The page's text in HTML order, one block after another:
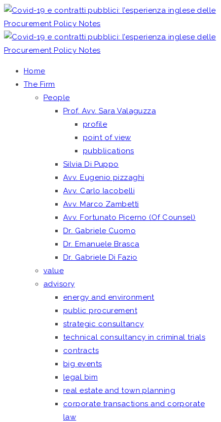
Home
The Firm
People
Prof. Avv. Sara Valaguzza
profile
point of view
pubblications
Silvia Di Puppo
Avv. Eugenio pizzaghi
Avv. Carlo Iacobelli
Avv. Marco Zambetti
Avv. Fortunato Picerno (Of Counsel)
Dr. Gabriele Cuomo
Dr. Emanuele Brasca
Dr. Gabriele Di Fazio
value
advisory
energy and environment
public procurement
strategic consultancy
technical consultancy in criminal trials
contracts
big events
legal bim
real estate and town planning
corporate transactions and corporate
law